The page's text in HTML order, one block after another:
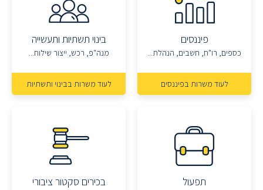
פיננסים
כספים, רו"ח, חשבים, הנהלת...
לעוד משרות בפיננסים
בינוי תשתיות ותעשייה
מנה"פ, רכש, ייצור שילוח...
לעוד משרות בבינוי ותשתיות
תפעול בכירים סקטור ציבורי